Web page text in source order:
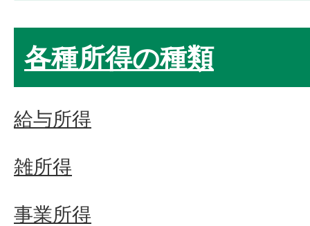
各種所得の種類
給与所得
雑所得
事業所得